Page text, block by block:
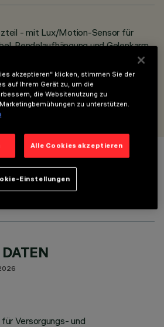
- mit Lux/Motion-Sensor für
Pendelaufhängung und Gelenkarm
Versorgungs- und
akzeptieren“ klicken, stimmen Sie der
auf Ihrem Gerät zu, um die
die Websitenutzung zu
zu unterstützen.
Alle Cookies akzeptieren
Einstellungen